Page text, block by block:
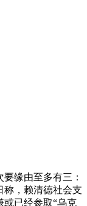
缘由至多有三：
称，赖清德社会支
或已经参取“乌克